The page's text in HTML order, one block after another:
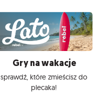
Gry na wakacje
sprawdź, które zmieścisz do
plecaka!